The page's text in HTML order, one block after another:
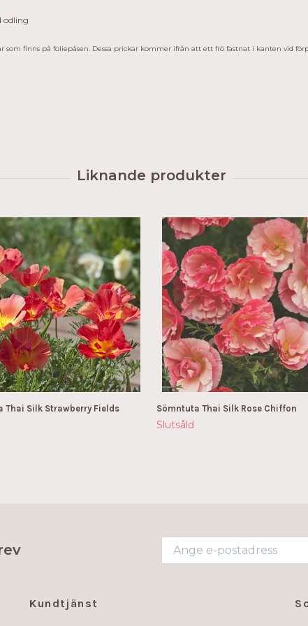
odling
som finns på foliepåsen. Dessa prickar kommer ifrån att ett frö fastnat i kanten vid
Thai Silk Strawberry Fields
Sömntuta Thai Silk Rose Chiffon
Slutsåld
Kundtjänst